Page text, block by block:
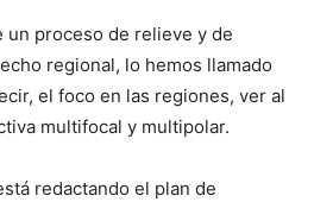
un proceso de relieve y de
regional, lo hemos llamado
el foco en las regiones, ver al
multifocal y multipolar.
redactando el plan de